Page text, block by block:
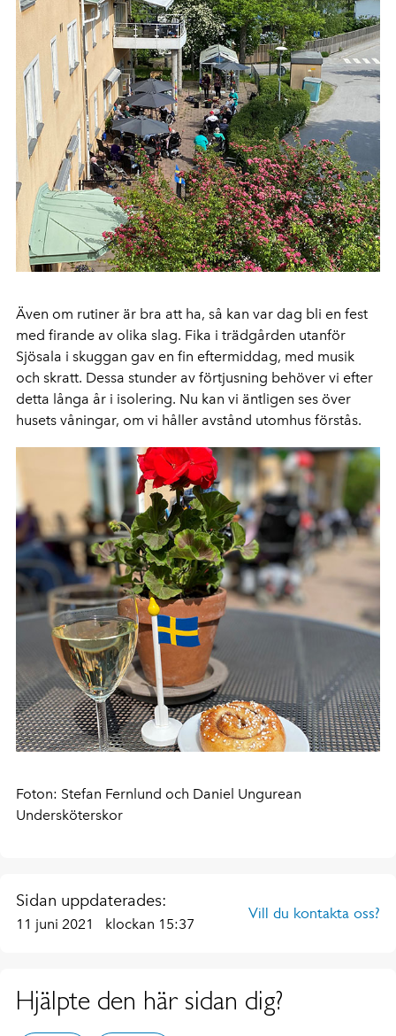
Även om rutiner är bra att ha, så kan var dag bli en fest
med firande av olika slag. Fika i trädgården utanför
Sjösala i skuggan gav en fin eftermiddag, med musik
och skratt. Dessa stunder av förtjusning behöver vi efter
detta långa år i isolering. Nu kan vi äntligen ses över
husets våningar, om vi håller avstånd utomhus förstås.
Foton: Stefan Fernlund och Daniel Ungurean
Undersköterskor
Sidan uppdaterades:
11 juni 2021 klockan 15:37
Vill du kontakta oss?
Hjälpte den här sidan dig?